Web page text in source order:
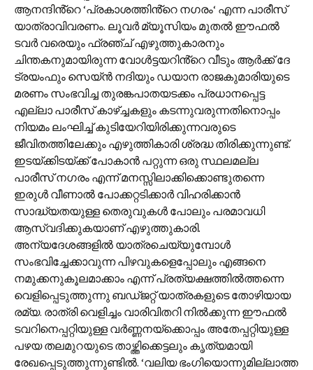
ആനന്ദിൻ്റെ ‘പ്രകാശത്തിൻ്റെ നഗരം‘ എന്ന പാരീസ്
യാത്രാവിവരണം. ലൂവർ മ്യൂസിയം മുതൽ ഈഫൽ
ടവർ വരെയും ഫ്രഞ്ച് എഴുത്തുകാരനും
ചിന്തകനുമായിരുന്ന വോൾട്ടയറിൻ്റെ വീടും ആർക്ക് ദേ
ട്രയംഫും സെയ്ൻ നദിയും ഡയാന രാജകുമാരിയുടെ
മരണം സംഭവിച്ച തുരങ്കപാതയടക്കം പ്രധാനപ്പെട്ട
എല്ലാ പാരീസ് കാഴ്ച്ചകളും കടന്നുവരുന്നതിനൊപ്പം
നിയമം ലംഘിച്ച് കുടിയേറിയിരിക്കുന്നവരുടെ
ജീവിതത്തിലേക്കും എഴുത്തികാരി ശ്രദ്ധ തിരിക്കുന്നുണ്ട്.
ഇടയ്ക്കിടയ്ക്ക് പോകാൻ പറ്റുന്ന ഒരു സ്ഥലമല്ല
പാരീസ് നഗരം എന്ന് മനസ്സിലാക്കിക്കൊണ്ടുതന്നെ
ഇരുൾ വീണാൽ പോക്കറ്റടിക്കാർ വിഹരിക്കാൻ
സാദ്ധ്യതയുള്ള തെരുവുകൾ പോലും പരമാവധി
ആസ്വദിക്കുകയാണ് എഴുത്തുകാരി.
അന്യദേശങ്ങളിൽ യാത്രചെയ്യുമ്പോൾ
സംഭവിച്ചേക്കാവുന്ന പിഴവുകളെപ്പോലും എങ്ങനെ
നമുക്കനുകൂലമാക്കാം എന്ന് പ്രത്യക്ഷത്തിൽത്തന്നെ
വെളിപ്പെടുത്തുന്നു ബഡ്ജറ്റ് യാത്രകളുടെ തോഴിയായ
രമ്യ. രാത്രി വെളിച്ചം വാരിവിതറി നിൽക്കുന്ന ഈഫൽ
ടവറിനെപ്പറ്റിയുള്ള വർണ്ണനയ്ക്കൊപ്പം അതേപ്പറ്റിയുള്ള
പഴയ തലമുറയുടെ താഴ്ത്തിക്കെട്ടലും കൃത്യമായി
രേഖപ്പെടുത്തുന്നുണ്ടിൽ. ‘വലിയ ഭംഗിയൊന്നുമില്ലാത്ത